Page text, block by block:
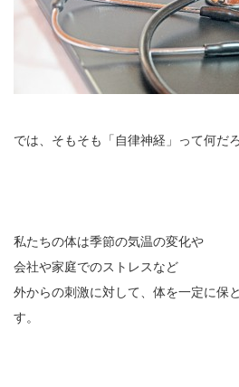
では、そもそも「自律神経」って何だ
私たちの体は季節の気温の変化や
会社や家庭でのストレスなど
外からの刺激に対して、体を一定に保
す。